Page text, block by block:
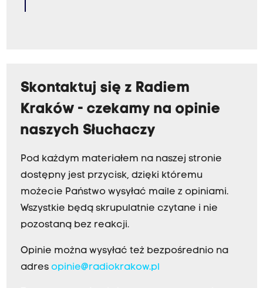
Skontaktuj się z Radiem
Kraków - czekamy na opinie
naszych Słuchaczy
Pod każdym materiałem na naszej stronie
dostępny jest przycisk, dzięki któremu
możecie Państwo wysyłać maile z opiniami.
Wszystkie będą skrupulatnie czytane i nie
pozostaną bez reakcji.
Opinie można wysyłać też bezpośrednio na
adres opinie@radiokrakow.pl